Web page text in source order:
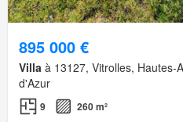
895 000 €
Villa à 13127, Vitrolles, Hautes-
d'Azur
9 260 m²